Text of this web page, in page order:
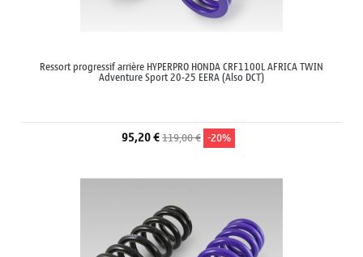
Ressort progressif arrière HYPERPRO HONDA CRF1100L AFRICA TWIN
Adventure Sport 20-25 EERA (Also DCT)
95,20 €119,00 € -20%